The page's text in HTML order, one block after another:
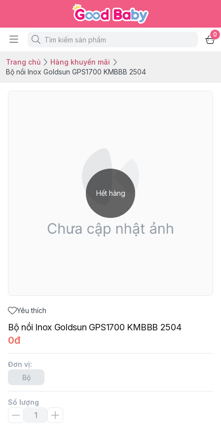
0
Trang chủ
Hàng khuyến mãi
Bộ nồi Inox Goldsun GPS1700 KMBBB 2504
Hết hàng
Yêu thích
Bộ nồi Inox Goldsun GPS1700 KMBBB 2504
0đ
Đơn vị:
Bộ
Số lượng